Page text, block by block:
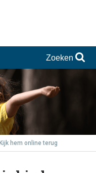
Zoeken
hem online terug